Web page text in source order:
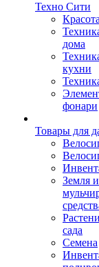
Техно Сити
дома
кухни
фонари
Товары для
Земля и
сада
Семена